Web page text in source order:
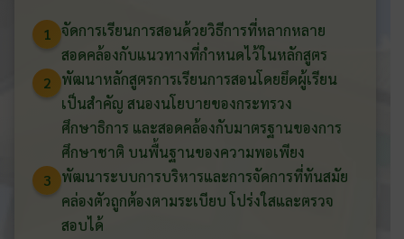
1 จัดการเรียนการสอนด้วยวิธีการที่หลากหลาย
สอดคล้องกับแนวทางที่กำหนดไว้ในหลักสูตร
2
พัฒนาหลักสูตรการเรียนการสอนโดยยึดผู้เรียน
เป็นสำคัญ สนองนโยบายของกระทรวง
ศึกษาธิการ และสอดคล้องกับมาตรฐานของการ
ศึกษาชาติ บนพื้นฐานของความพอเพียง
3
พัฒนาระบบการบริหารและการจัดการที่ทันสมัย
คล่องตัวถูกต้องตามระเบียบ โปร่งใสและตรวจ
สอบได้